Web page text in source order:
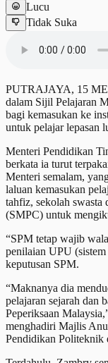
Lucu
Tidak Suka
PUTRAJAYA, 15
dalam Sijil Pelajaran
bagi kemasukan ke
untuk pelajar lepasan
Menteri Pendidikan
berkata ia turut
Menteri semalam,
laluan kemasukan
tahfiz, sekolah swasta
(SMPC) untuk
“SPM tetap wajib
penilaian UPU
keputusan SPM.
“Maknanya dia
pelajaran sejarah dan
Peperiksaan
menghadiri Majlis
Pendidikan